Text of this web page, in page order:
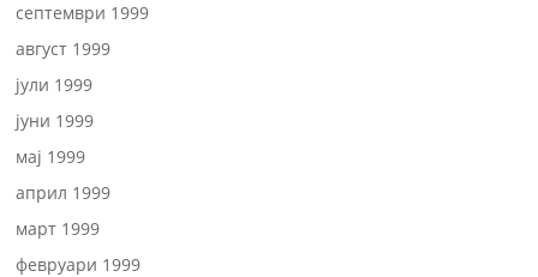
септември 1999
август 1999
јули 1999
јуни 1999
мај 1999
април 1999
март 1999
февруари 1999